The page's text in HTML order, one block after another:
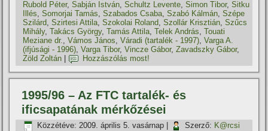
Rubold Péter,Sabján István,Schultz Levente,Simon Tibor,Sitku
Illés,Somorjai Tamás,Szabados Csaba,Szabó Kálmán,Szépe
Szilárd,Szirtesi Attila,Szokolai Roland,Szollár Krisztián,Szűcs
Mihály,Takács György,Tamás Attila,Telek András,Touati
Meziane dr.,Vámos János,Váradi (tartalék - 1997),Varga A.
(ifjúsági - 1996),Varga Tibor,Vincze Gábor,Zavadszky Gábor,
Zöld Zoltán
Hozzászólás most!
1995/96 – Az FTC tartalék- és
ificsapatának mérkőzései
Közzétéve: 2009. április 5. vasárnap Szerző: K@rcsi